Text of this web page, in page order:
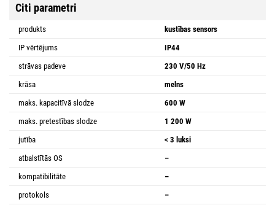
Citi parametri
produkts
kustības sensors
IP vērtējums
IP44
strāvas padeve
230 V/50 Hz
krāsa
melns
maks. kapacitīvā slodze
600 W
maks. pretestības slodze
1 200 W
jutība
< 3 luksi
atbalstītās OS
–
kompatibilitāte
–
protokols
–